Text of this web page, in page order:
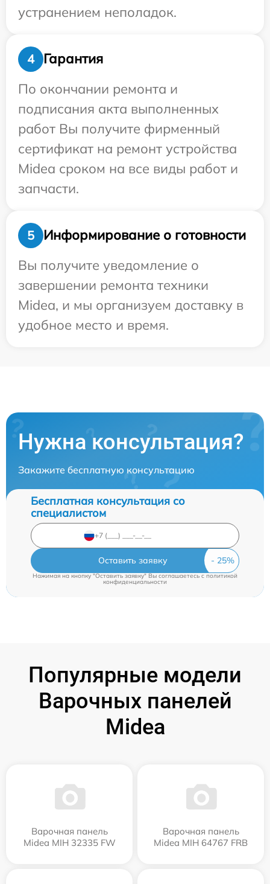
устранением неполадок.
4
Гарантия
По окончании ремонта и
подписания акта выполненных
работ Вы получите фирменный
сертификат на ремонт устройства
Midea сроком на все виды работ и
запчасти.
5
Информирование о готовности
Вы получите уведомление о
завершении ремонта техники
Midea, и мы организуем доставку в
удобное место и время.
Нужна консультация?
Закажите бесплатную консультацию
Бесплатная консультация со
специалистом
Оставить заявку
Нажимая на кнопку "Оставить заявку" Вы соглашаетесь cполитикой
конфиденциальности
Популярные модели
Варочных панелей
Midea
Варочная панель
Midea MIH 32335 FW
Варочная панель
Midea MIH 64767 FRB